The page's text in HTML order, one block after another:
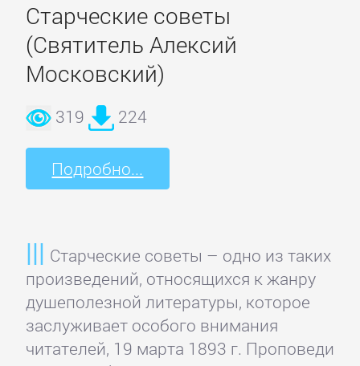
Старческие советы
(Святитель Алексий
Московский)
319 224
Подробно...
Старческие советы – одно из таких
произведений, относящихся к жанру
душеполезной литературы, которое
заслуживает особого внимания
читателей, 19 марта 1893 г. Проповеди
Недвижимость
О
популярно
Отраслевые
Поиск
работы,
карьера
Управление,